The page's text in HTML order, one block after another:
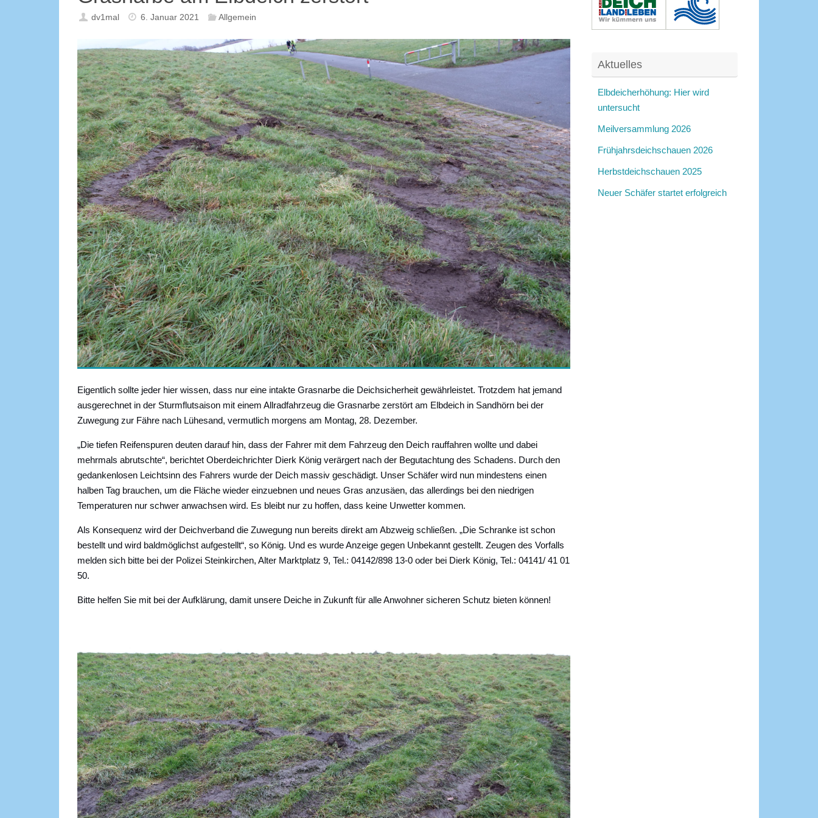
dv1mal 6. Januar 2021 Allgemein
Eigentlich sollte jeder hier wissen, dass nur eine intakte Grasnarbe die Deichsicherheit gewährleistet. Trotzdem hat jemand
ausgerechnet in der Sturmflutsaison mit einem Allradfahrzeug die Grasnarbe zerstört am Elbdeich in Sandhörn bei der
Zuwegung zur Fähre nach Lühesand, vermutlich morgens am Montag, 28. Dezember.
„Die tiefen Reifenspuren deuten darauf hin, dass der Fahrer mit dem Fahrzeug den Deich rauffahren wollte und dabei
mehrmals abrutschte“, berichtet Oberdeichrichter Dierk König verärgert nach der Begutachtung des Schadens. Durch den
gedankenlosen Leichtsinn des Fahrers wurde der Deich massiv geschädigt. Unser Schäfer wird nun mindestens einen
halben Tag brauchen, um die Fläche wieder einzuebnen und neues Gras anzusäen, das allerdings bei den niedrigen
Temperaturen nur schwer anwachsen wird. Es bleibt nur zu hoffen, dass keine Unwetter kommen.
Als Konsequenz wird der Deichverband die Zuwegung nun bereits direkt am Abzweig schließen. „Die Schranke ist schon
bestellt und wird baldmöglichst aufgestellt“, so König. Und es wurde Anzeige gegen Unbekannt gestellt. Zeugen des Vorfalls
melden sich bitte bei der Polizei Steinkirchen, Alter Marktplatz 9, Tel.: 04142/898 13-0 oder bei Dierk König, Tel.: 04141/ 41 01
50.
Bitte helfen Sie mit bei der Aufklärung, damit unsere Deiche in Zukunft für alle Anwohner sicheren Schutz bieten können!
Aktuelles
Elbdeicherhöhung: Hier wird
untersucht
Meilversammlung 2026
Frühjahrsdeichschauen 2026
Herbstdeichschauen 2025
Neuer Schäfer startet erfolgreich